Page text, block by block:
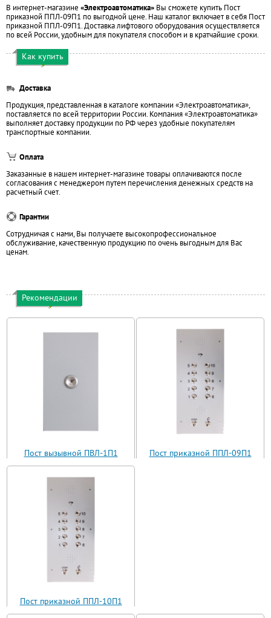
В интернет-магазине «Электроавтоматика» Вы сможете купить Пост
приказной ППЛ-09П1 по выгодной цене. Наш каталог включает в себя Пост
приказной ППЛ-09П1. Доставка лифтового оборудования осуществляется
по всей России, удобным для покупателя способом и в кратчайшие сроки.
Как купить
Доставка
Продукция, представленная в каталоге компании «Электроавтоматика»,
поставляется по всей территории России. Компания «Электроавтоматика»
выполняет доставку продукции по РФ через удобные покупателям
транспортные компании.
Оплата
Заказанные в нашем интернет-магазине товары оплачиваются после
согласования с менеджером путем перечисления денежных средств на
расчетный счет.
Гарантии
Сотрудничая с нами, Вы получаете высокопрофессиональное
обслуживание, качественную продукцию по очень выгодным для Вас
ценам.
Рекомендации
Пост вызывной ПВЛ-1П1
(ВП11-1)
Пост приказной ППЛ-09П1
Пост приказной ППЛ-10П1
(ППЛ11-10)